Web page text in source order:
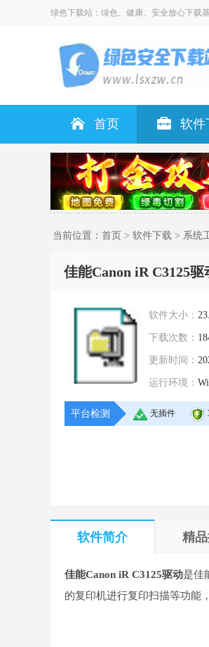
绿色下载站：绿色、健康、安全放心下载基
首页 软件
当前位置： 首页 > 软件下载 > 系统
佳能Canon iR C3125驱
软件大小：
下载次数：
更新时间：
运行环境：
平台检测 无插件
软件简介 精
佳能Canon iR C3125驱动是佳
的复印机进行复印扫描等功能